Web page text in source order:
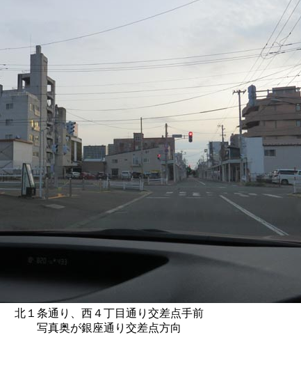
北１条通り、西４丁目通り交差点手前
写真奥が銀座通り交差点方向